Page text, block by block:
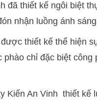
đã thiết kế ngôi biệt
nhận luồng ánh
thiết kế thể hiện
phào chỉ đặc biệt
Kiến An Vinh thiết